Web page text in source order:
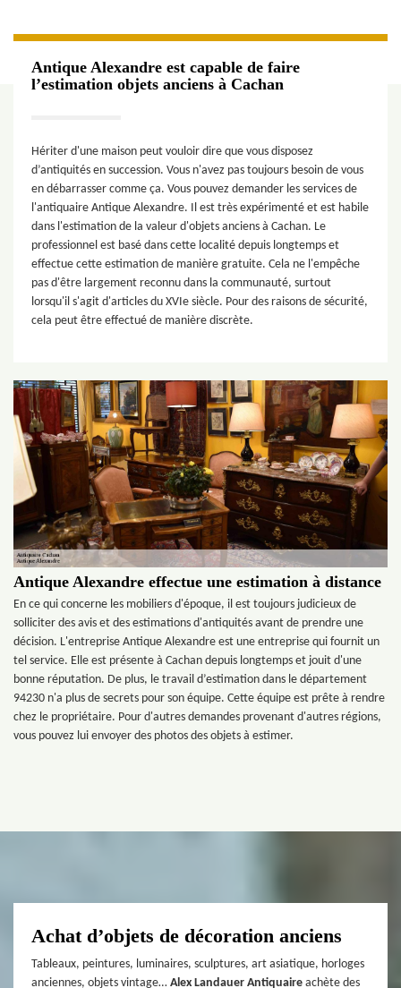
Antique Alexandre est capable de faire
l’estimation objets anciens à Cachan
Hériter d'une maison peut vouloir dire que vous disposez
d’antiquités en succession. Vous n'avez pas toujours besoin de vous
en débarrasser comme ça. Vous pouvez demander les services de
l'antiquaire Antique Alexandre. Il est très expérimenté et est habile
dans l'estimation de la valeur d'objets anciens à Cachan. Le
professionnel est basé dans cette localité depuis longtemps et
effectue cette estimation de manière gratuite. Cela ne l'empêche
pas d'être largement reconnu dans la communauté, surtout
lorsqu'il s'agit d'articles du XVIe siècle. Pour des raisons de sécurité,
cela peut être effectué de manière discrète.
Antique Alexandre effectue une estimation à distance
En ce qui concerne les mobiliers d'époque, il est toujours judicieux de
solliciter des avis et des estimations d'antiquités avant de prendre une
décision. L'entreprise Antique Alexandre est une entreprise qui fournit un
tel service. Elle est présente à Cachan depuis longtemps et jouit d'une
bonne réputation. De plus, le travail d’estimation dans le département
94230 n'a plus de secrets pour son équipe. Cette équipe est prête à rendre
chez le propriétaire. Pour d'autres demandes provenant d'autres régions,
vous pouvez lui envoyer des photos des objets à estimer.
Achat d’objets de décoration anciens
Tableaux, peintures, luminaires, sculptures, art asiatique, horloges
anciennes, objets vintage… Alex Landauer Antiquaire achète des